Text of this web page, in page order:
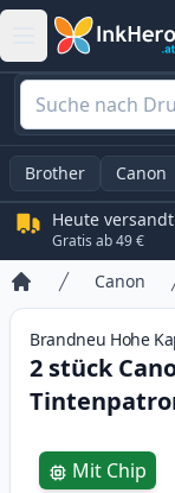
Brother Canon
Heute versandt
Gratis ab 49 €
Startseite
Canon
Brandneu Hohe
2 stück
Product
Mit Chip